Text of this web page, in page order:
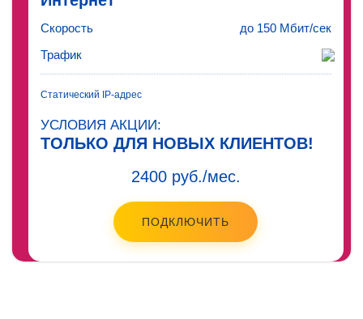
Скорость
до 150 Мбит/сек
Трафик
Статический IP-адрес
УСЛОВИЯ АКЦИИ:
ТОЛЬКО ДЛЯ НОВЫХ КЛИЕНТОВ!
2400 руб./мес.
ПОДКЛЮЧИТЬ